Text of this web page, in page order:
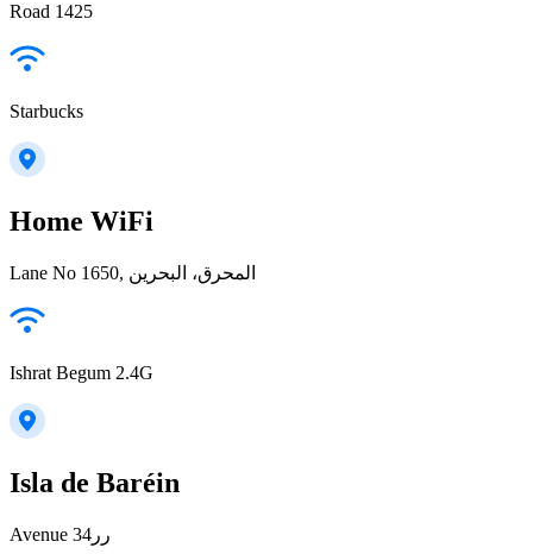
Road 1425
Starbucks
Home WiFi
Lane No 1650, المحرق، البحرين
Ishrat Begum 2.4G
Isla de Baréin
Avenue 34رر